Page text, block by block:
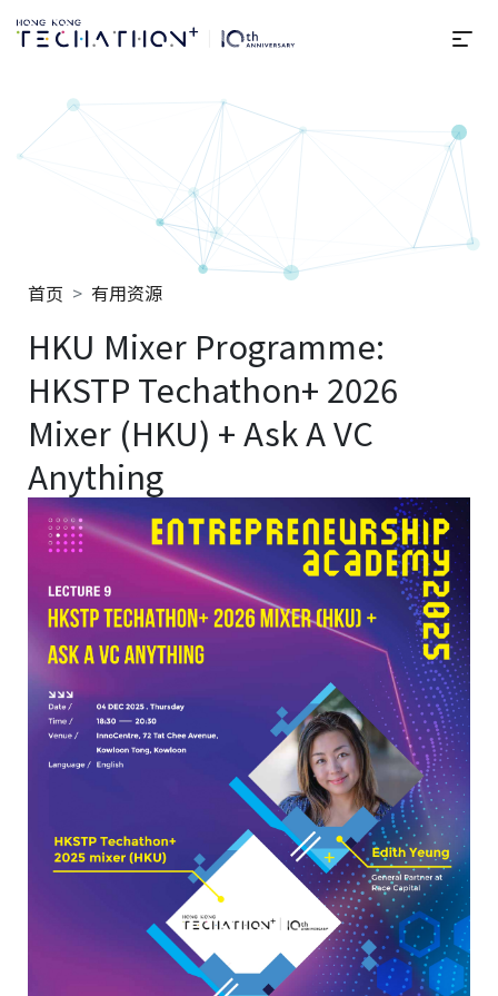
选
Techathon+ 2025
首页 有用资源
HKU Mixer Programme:
HKSTP Techathon+ 2026
Mixer (HKU) + Ask A VC
Anything